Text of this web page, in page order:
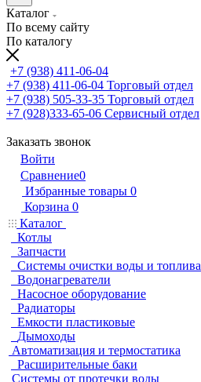
Каталог
По всему сайту
По каталогу
+7 (938) 411-06-04
+7 (938) 411-06-04 Торговый отдел
+7 (938) 505-33-35 Торговый отдел
+7 (928)333-65-06 Сервисный отдел
Заказать звонок
Войти
Сравнение0
Избранные товары 0
Корзина 0
Каталог
Котлы
Запчасти
Системы очистки воды и топлива
Водонагреватели
Насосное оборудование
Радиаторы
Емкости пластиковые
Дымоходы
Автоматизация и термостатика
Расширительные баки
Системы от протечки воды